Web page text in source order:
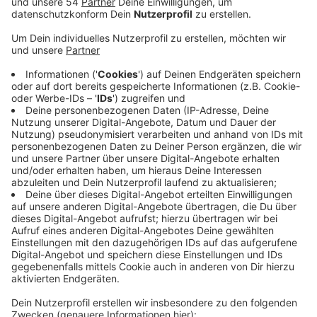
Anzeige
Laut einer Analyse des Landes bekommen Frauen in
Mönchengladbach ihr erstes Kind inzwischen später,
als noch vor einigen Jahren. Während Frauen im Jahr
2010 landesweit im Schnitt dreißigeinhalb Jahre alt
waren, als sie ihr erstes Kind bekamen, sind sie heute
ein gutes Jahr älter. Mütter in Mönchengladbach sind
im NRW-Vergleich noch relativ jung: 29,7 Jahre waren
sie im Schnitt beim ersten Kind. Am jüngsten sind
Mütter in Gelsenkirchen, mit 28,3 Jahren - am ältesten
in Düsseldorf mit über 32 Jahren. Ursache für den
Anstieg könnte sein, dass sich Frauen immer häufiger
erst auf die Karriere und erst dann auf die Familie
konzentrieren wollen. Über die letzten Jahre ist
stark gestiegen: Seit 2010 um etwa 25 Prozent.